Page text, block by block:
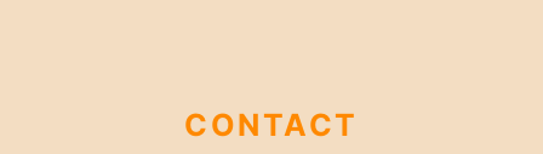
CONTACT